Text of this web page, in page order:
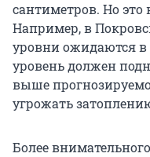
сантиметров. Но это
Например, в
уровни ожидаются в
уровень должен
выше
угрожать
Более